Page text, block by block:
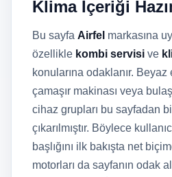
Klima İçeriği
Bu sayfa Airfel markasına
özellikle kombi servisi ve
konularına odaklanır. Beyaz
çamaşır makinası veya
cihaz grupları bu sayfadan
çıkarılmıştır. Böylece
başlığını ilk bakışta net
motorları da sayfanın odak